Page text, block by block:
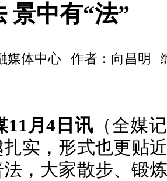
景中有“法”
媒体中心 作者：向昌明
11月4日讯 （全媒
实，形式也更贴
，大家散步、锻